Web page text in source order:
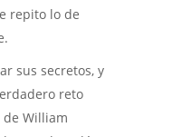
repito lo de
sus secretos, y
reto
de William